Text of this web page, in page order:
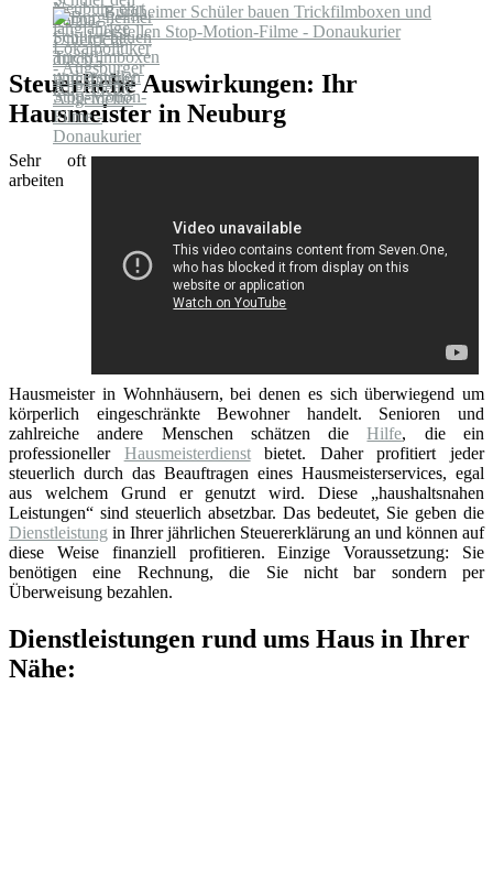
Burgheimer Schüler bauen Trickfilmboxen und
erstellen Stop-Motion-Filme - Donaukurier
Steuerliche Auswirkungen: Ihr
Hausmeister in Neuburg
Sehr oft
arbeiten
Hausmeister in Wohnhäusern, bei denen es sich überwiegend um
körperlich eingeschränkte Bewohner handelt. Senioren und
zahlreiche andere Menschen schätzen dieHilfe, die ein
professioneller Hausmeisterdienstbietet. Daher profitiert jeder
steuerlich durch das Beauftragen eines Hausmeisterservices, egal
aus welchem Grund er genutzt wird. Diese „haushaltsnahen
Leistungen“ sind steuerlich absetzbar. Das bedeutet, Sie geben die
Dienstleistung in Ihrer jährlichen Steuererklärung an und können auf
diese Weise finanziell profitieren. Einzige Voraussetzung: Sie
benötigen eine Rechnung, die Sie nicht bar sondern per
Überweisung bezahlen.
Dienstleistungen rund ums Haus in Ihrer
Nähe: